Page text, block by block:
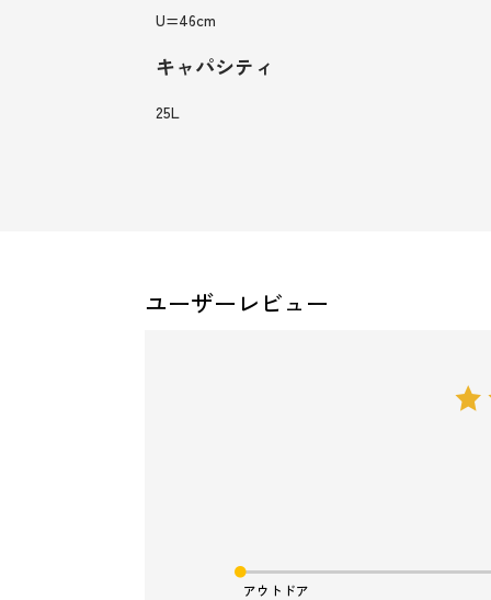
U=46cm
キャパシティ
25L
ユーザーレビュー
アウトドア